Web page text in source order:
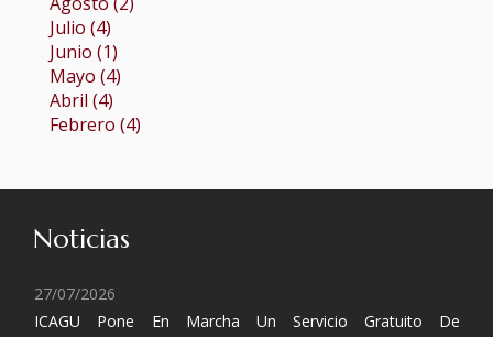
Julio (4)
Junio (1)
Mayo (4)
Abril (4)
Febrero (4)
Noticias
27/07/2026
ICAGU Pone En Marcha Un Servicio Gratuito De